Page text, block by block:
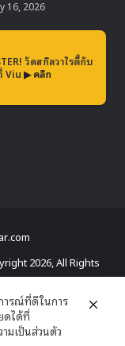
2026, All Rights
Dailymotion
ารณ์ที่ดีในการ
ดได้ที่
มเป็นส่วนตัว